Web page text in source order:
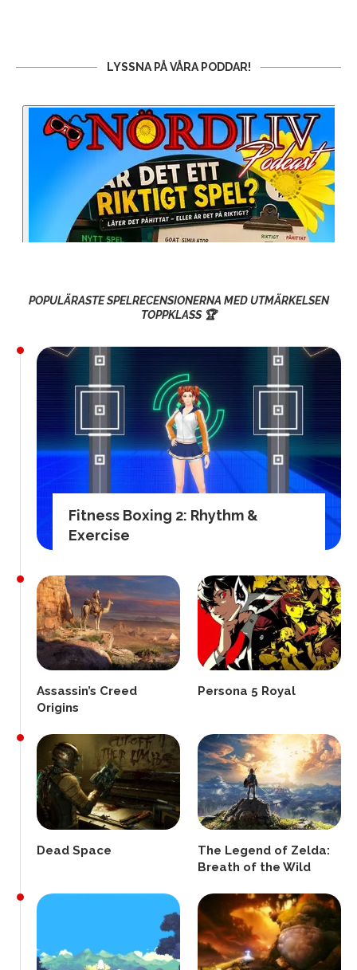
LYSSNA PÅ VÅRA PODDAR!
POPULÄRASTE SPELRECENSIONERNA MED UTMÄRKELSEN
TOPPKLASS 🏆
Fitness Boxing 2: Rhythm &
Exercise
Assassin’s Creed
Origins
Persona 5 Royal
Dead Space
The Legend of Zelda:
Breath of the Wild